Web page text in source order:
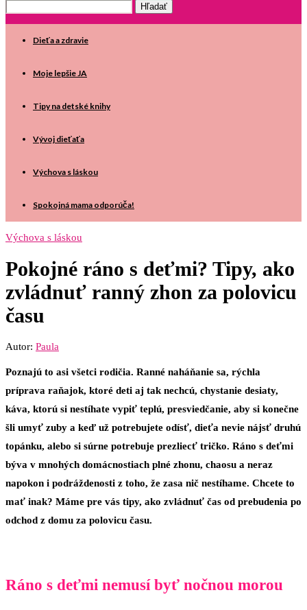
Dieťa a zdravie
Moje lepšie JA
Tipy na detské knihy
Vývoj dieťaťa
Výchova s láskou
Spokojná mama odporúča!
Výchova s láskou
Pokojné ráno s deťmi? Tipy, ako
zvládnuť ranný zhon za polovicu
času
Autor: Paula
Poznajú to asi všetci rodičia. Ranné naháňanie sa, rýchla
príprava raňajok, ktoré deti aj tak nechcú, chystanie desiaty,
káva, ktorú si nestíhate vypiť teplú, presviedčanie, aby si konečne
šli umyť zuby a keď už potrebujete odísť, dieťa nevie nájsť druhú
topánku, alebo si súrne potrebuje prezliecť tričko. Ráno s deťmi
býva v mnohých domácnostiach plné zhonu, chaosu a neraz
napokon i podráždenosti z toho, že zasa nič nestíhame. Chcete to
mať inak? Máme pre vás tipy, ako zvládnuť čas od prebudenia po
odchod z domu za polovicu času.
Ráno s deťmi nemusí byť nočnou morou